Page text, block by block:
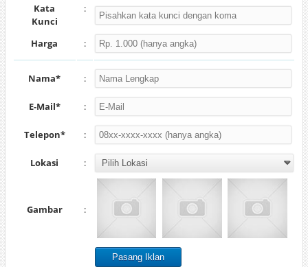
Kata
Kunci
:
Harga :
Nama* :
E-Mail* :
Telepon* :
Lokasi :
Gambar :